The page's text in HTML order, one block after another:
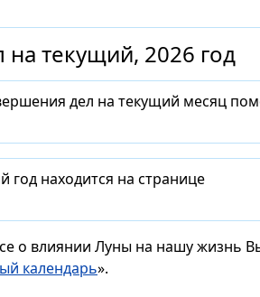
текущий, 2026 год
дел на текущий месяц
находится на странице
о влиянии Луны на нашу жизнь
календарь».